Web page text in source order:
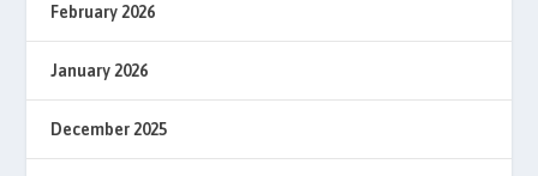
February 2026
January 2026
December 2025